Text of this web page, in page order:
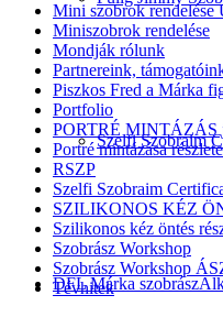
Szelfi Szobraim
DFL Márka szobrász
Mini szobrok rendelése
Miniszobrok rendelése
Mondják rólunk
Partnereink,
Piszkos Fred a Márka
Portfolio
PORTRÉ MINTÁZÁS
Portré mintázása
RSZP
Szelfi Szobraim
SZILIKONOS KÉZ
Szilikonos kéz öntés
Szobrász Workshop
Szobrász Workshop
Tévhitek